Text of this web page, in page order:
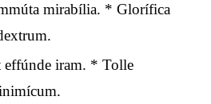
mirabília. * Glorífica
effúnde iram. * Tolle